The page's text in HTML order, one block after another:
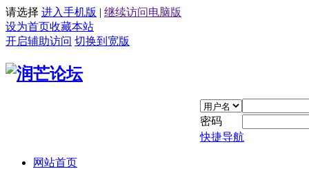
请选择 进入手机版 | 继续访问电脑版
设为首页收藏本站
开启辅助访问 切换到宽版
密码
快捷导航
网站首页